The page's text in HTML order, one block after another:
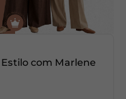
com Marlene